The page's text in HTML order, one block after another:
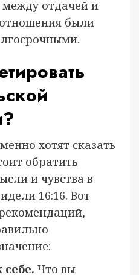
отдачей и
были
хотят сказать
обратить
и чувства в
16:16. Вот
Что вы